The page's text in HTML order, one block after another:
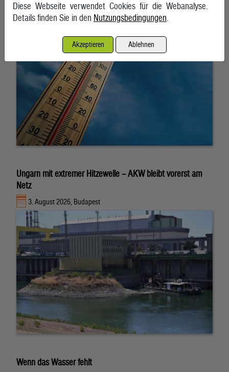
Ungarn mit extremer Hitzewelle – AKW bleibt vorerst am
Netz
3. August 2026, Budapest
Wenn das Wasser fehlt
Diese Webseite verwendet Cookies für die Webanalyse.
Details finden Sie in den Nutzungsbedingungen.
Akzeptieren Ablehnen